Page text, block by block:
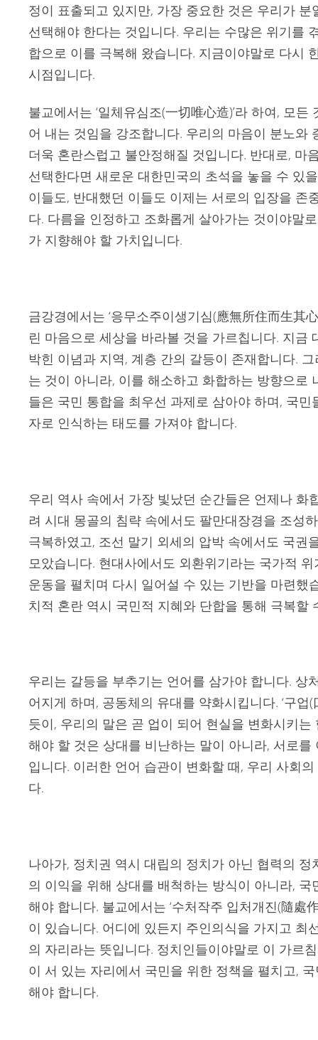
정이 표출되고 있지만, 가장 중요한 것은 우리가
선택해야 한다는 것입니다. 우리는 수많은 위기를
합으로 이를 극복해 왔습니다. 지금이야말로 다시
시점입니다.
불교에서는 ‘일체유심조(一切唯心造)’라 하여, 모
어 내는 것임을 강조합니다. 우리의 마음이 분노와
더욱 혼란스럽고 불안정해질 것입니다. 반대로, 마
선택한다면 새로운 대한민국의 초석을 놓을 수 있
이들도, 반대했던 이들도 이제는 서로의 입장을 존
다. 다름을 인정하고 조화롭게 살아가는 것이야말
가 지향해야 할 가치입니다.
금강경에서는 ‘응무소주이생기심(應無所住而生其
린 마음으로 세상을 바라볼 것을 가르칩니다. 지금
박힌 이념과 지역, 계층 간의 갈등이 존재합니다.
는 것이 아니라, 이를 해소하고 화합하는 방향으로
들은 국민 통합을 최우선 과제로 삼아야 하며, 국
자로 인식하는 태도를 가져야 합니다.
우리 역사 속에서 가장 빛났던 순간들은 언제나 화
려 시대 몽골의 침략 속에서도 팔만대장경을 조성
극복하였고, 조선 말기 외세의 압박 속에서도 국권
모았습니다. 현대사에서도 외환위기라는 국가적
운동을 펼치며 다시 일어설 수 있는 기반을 마련했
치적 혼란 역시 국민적 지혜와 단합을 통해 극복할
우리는 갈등을 부추기는 언어를 삼가야 합니다. 상
어지게 하며, 공동체의 유대를 약화시킵니다. ‘구업
듯이, 우리의 말은 곧 업이 되어 현실을 변화시키
해야 할 것은 상대를 비난하는 말이 아니라, 서로
입니다. 이러한 언어 습관이 변화할 때, 우리 사회
다.
나아가, 정치권 역시 대립의 정치가 아닌 협력의
의 이익을 위해 상대를 배척하는 방식이 아니라,
해야 합니다. 불교에서는 ‘수처작주 입처개진(隨處
이 있습니다. 어디에 있든지 주인의식을 가지고 최
의 자리라는 뜻입니다. 정치인들이야말로 이 가르
이 서 있는 자리에서 국민을 위한 정책을 펼치고,
해야 합니다.